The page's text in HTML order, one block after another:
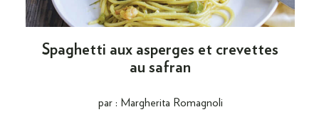
Spaghetti aux asperges et crevettes
au safran
par : Margherita Romagnoli